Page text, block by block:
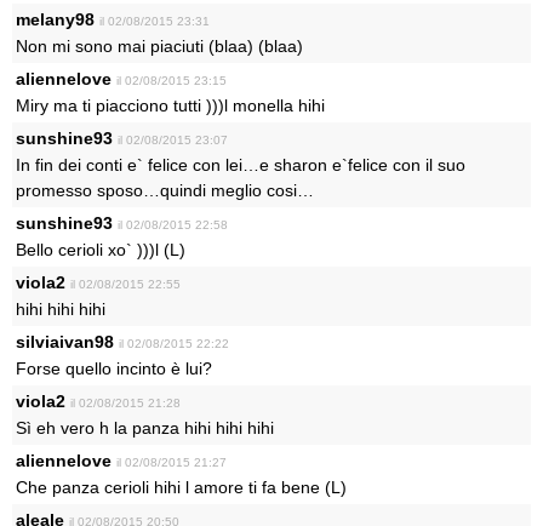
melany98 il 02/08/2015 23:31
Non mi sono mai piaciuti (blaa) (blaa)
aliennelove il 02/08/2015 23:15
Miry ma ti piacciono tutti )))l monella hihi
sunshine93 il 02/08/2015 23:07
In fin dei conti e` felice con lei…e sharon e`felice con il suo
promesso sposo…quindi meglio cosi…
sunshine93 il 02/08/2015 22:58
Bello cerioli xo` )))l (L)
viola2 il 02/08/2015 22:55
hihi hihi hihi
silviaivan98 il 02/08/2015 22:22
Forse quello incinto è lui?
viola2 il 02/08/2015 21:28
Sì eh vero h la panza hihi hihi hihi
aliennelove il 02/08/2015 21:27
Che panza cerioli hihi l amore ti fa bene (L)
aleale il 02/08/2015 20:50